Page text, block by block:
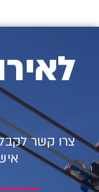
צרו קשר